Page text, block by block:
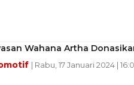
Wahana Artha
| Rabu, 17 Januari 2024 |